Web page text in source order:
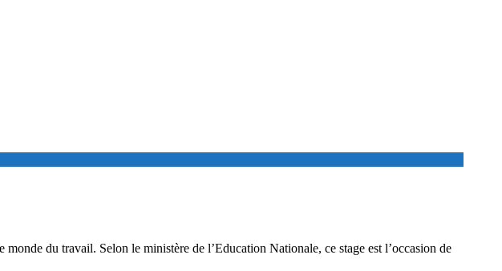
du travail. Selon le ministère de l’Education Nationale, ce stage est l’occasion de